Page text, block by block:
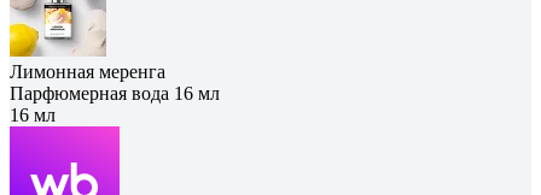
Лимонная меренга
Парфюмерная вода 16 мл
16 мл